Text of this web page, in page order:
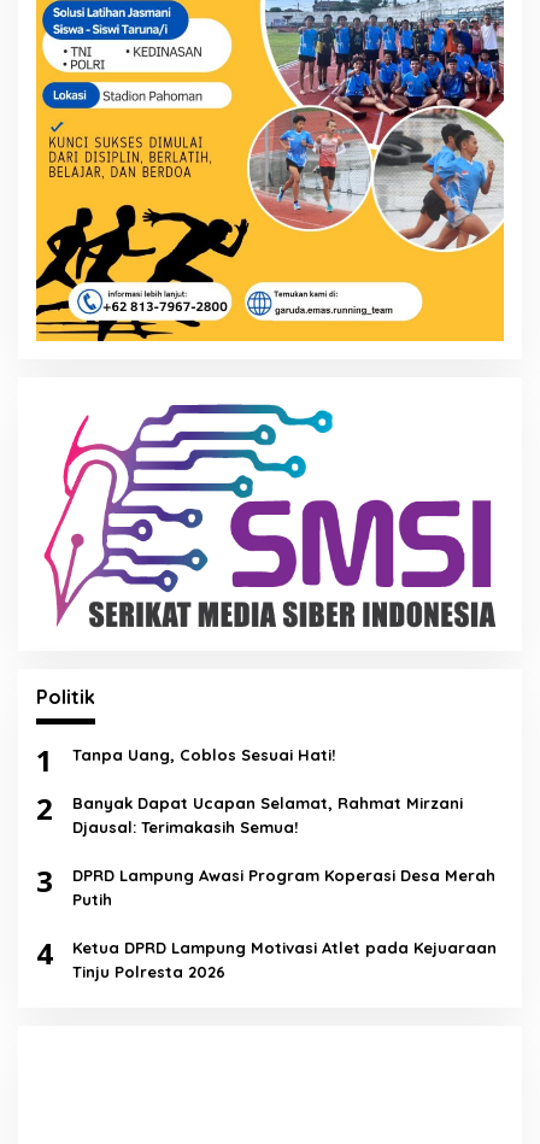
Politik
1 Tanpa Uang, Coblos Sesuai Hati!
2
Banyak Dapat Ucapan Selamat, Rahmat Mirzani
Djausal: Terimakasih Semua!
3
DPRD Lampung Awasi Program Koperasi Desa Merah
Putih
4
Ketua DPRD Lampung Motivasi Atlet pada Kejuaraan
Tinju Polresta 2026